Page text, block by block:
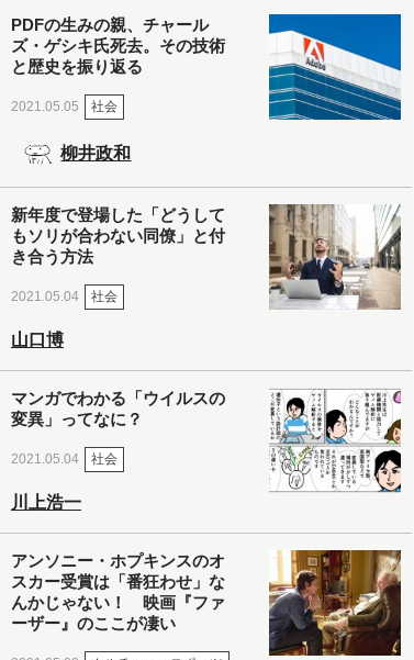
PDFの生みの親、チャール
ズ・ゲシキ氏死去。その技術
と歴史を振り返る
2021.05.05 社会
柳井政和
新年度で登場した「どうして
もソリが合わない同僚」と付
き合う方法
2021.05.04 社会
山口博
マンガでわかる「ウイルスの
変異」ってなに？
2021.05.04 社会
川上浩一
アンソニー・ホプキンスのオ
スカー受賞は「番狂わせ」な
んかじゃない！ 映画『ファ
ーザー』のここが凄い